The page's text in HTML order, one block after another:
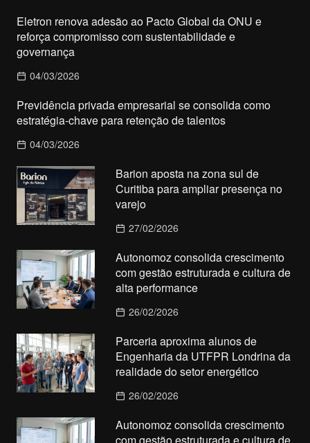
Eletron renova adesão ao Pacto Global da ONU e
reforça compromisso com sustentabilidade e
governança
04/03/2026
Previdência privada empresarial se consolida como
estratégia-chave para retenção de talentos
04/03/2026
Barion aposta na zona sul de
Curitiba para ampliar presença no
varejo
27/02/2026
Autonomoz consolida crescimento
com gestão estruturada e cultura de
alta performance
26/02/2026
Parceria aproxima alunos de
Engenharia da UTFPR Londrina da
realidade do setor energético
26/02/2026
Autonomoz consolida crescimento